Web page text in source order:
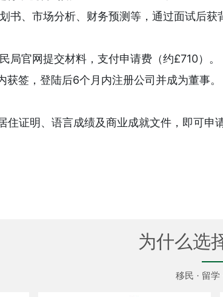
书、市场分析、财务预测等，通过面试后获
局官网提交材料，支付申请费（约£710）。
获签，登陆后6个月内注册公司并成为董事。
证明、语言成绩及商业成就文件，即可申
为什么选
移民 · 留学